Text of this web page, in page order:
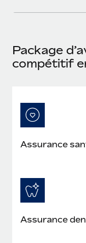
Package
compétitif
Assurance
Assurance